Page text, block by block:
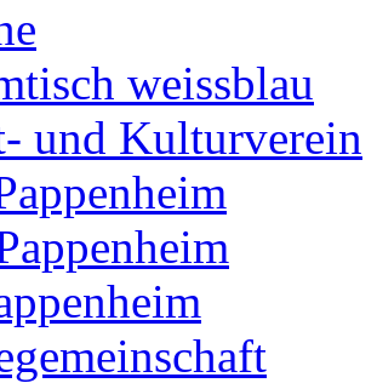
weissblau
und Kulturverein